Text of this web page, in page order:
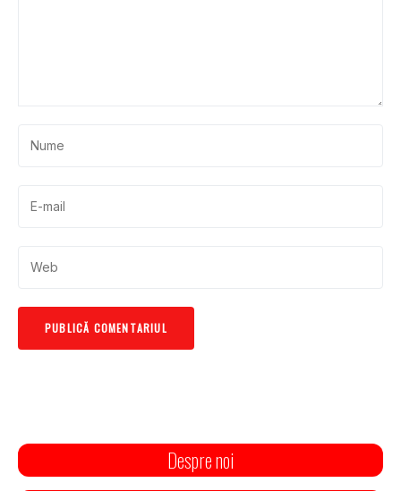
Despre noi